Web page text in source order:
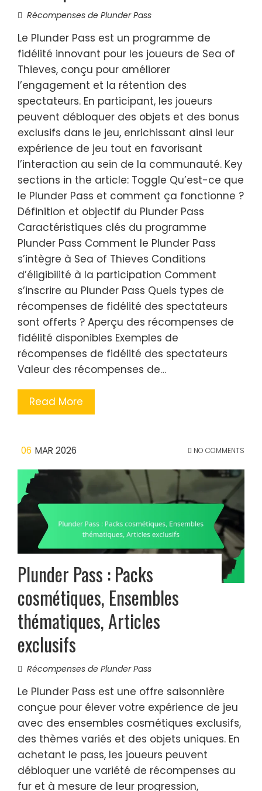
Récompenses de Plunder Pass
Le Plunder Pass est un programme de
fidélité innovant pour les joueurs de Sea of
Thieves, conçu pour améliorer
l’engagement et la rétention des
spectateurs. En participant, les joueurs
peuvent débloquer des objets et des bonus
exclusifs dans le jeu, enrichissant ainsi leur
expérience de jeu tout en favorisant
l’interaction au sein de la communauté. Key
sections in the article: Toggle Qu’est-ce que
le Plunder Pass et comment ça fonctionne ?
Définition et objectif du Plunder Pass
Caractéristiques clés du programme
Plunder Pass Comment le Plunder Pass
s’intègre à Sea of Thieves Conditions
d’éligibilité à la participation Comment
s’inscrire au Plunder Pass Quels types de
récompenses de fidélité des spectateurs
sont offerts ? Aperçu des récompenses de
fidélité disponibles Exemples de
récompenses de fidélité des spectateurs
Valeur des récompenses de…
Read More
06 MAR 2026 NO COMMENTS
Plunder Pass : Packs
cosmétiques, Ensembles
thématiques, Articles
exclusifs
Récompenses de Plunder Pass
Le Plunder Pass est une offre saisonnière
conçue pour élever votre expérience de jeu
avec des ensembles cosmétiques exclusifs,
des thèmes variés et des objets uniques. En
achetant le pass, les joueurs peuvent
débloquer une variété de récompenses au
fur et à mesure de leur progression,